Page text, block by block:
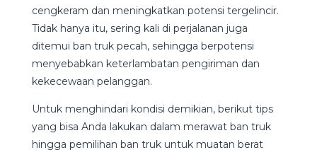
cengkeram dan meningkatkan potensi tergelincir.
Tidak hanya itu, sering kali di perjalanan juga
ditemui ban truk pecah, sehingga berpotensi
menyebabkan keterlambatan pengiriman dan
kekecewaan pelanggan.
Untuk menghindari kondisi demikian, berikut tips
yang bisa Anda lakukan dalam merawat ban truk
hingga pemilihan ban truk untuk muatan berat